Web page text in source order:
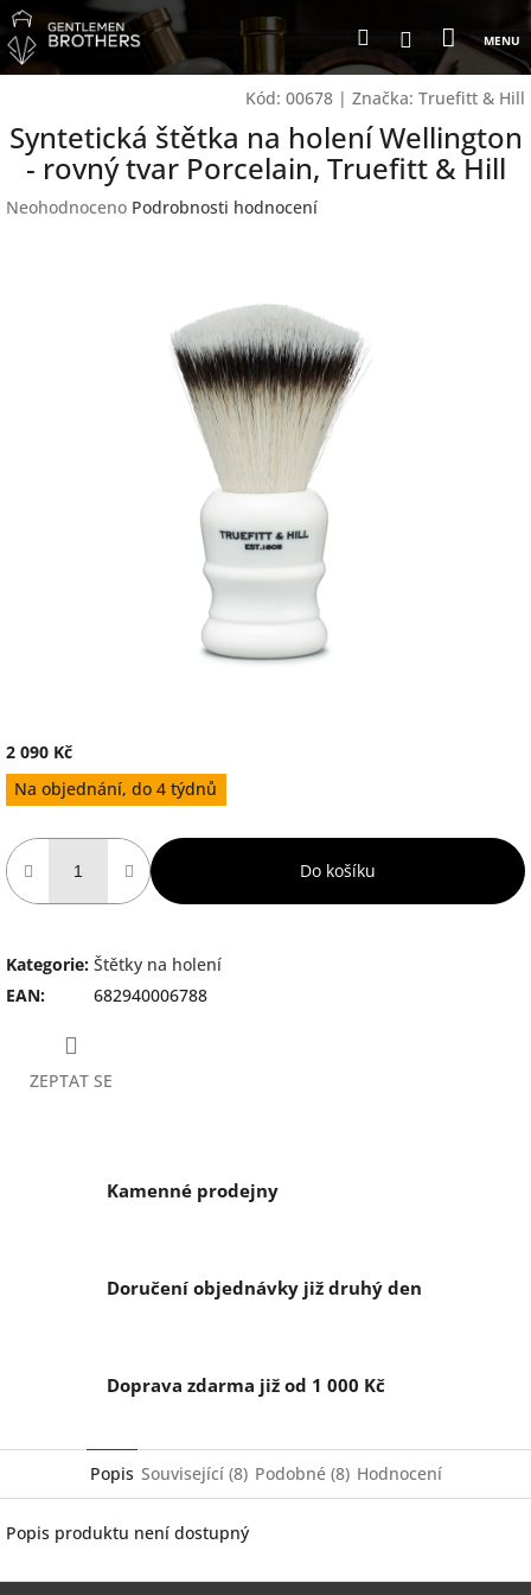
Přejít
na
obsah
HledatPřihlášení
košík
Kód: 00678 | Značka: Truefitt & Hill
Syntetická štětka na holení Wellington
- rovný tvar Porcelain, Truefitt & Hill
Průměrné
Neohodnoceno Podrobnosti hodnocení
2 090 Kč
Měrná
cena:
Na objednání, do 4 týdnů
Do košíku
Kategorie: Štětky na holení
EAN: 682940006788
ZEPTAT SE
Kamenné prodejny
Doručení objednávky již druhý den
Doprava zdarma již od 1 000 Kč
Popis Související (8) Podobné (8) Hodnocení
Popis produktu není dostupný